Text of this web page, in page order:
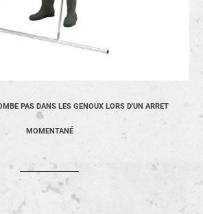
PAS DANS LES GENOUX LORS D'UN ARRET
MOMENTANÉ